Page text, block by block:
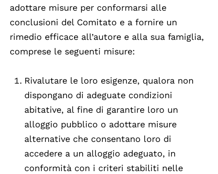
adottare misure per conformarsi alle
conclusioni del Comitato e a fornire un
rimedio efficace all’autore e alla sua famiglia,
comprese le seguenti misure:
Rivalutare le loro esigenze, qualora non
dispongano di adeguate condizioni
abitative, al fine di garantire loro un
alloggio pubblico o adottare misure
alternative che consentano loro di
accedere a un alloggio adeguato, in
conformità con i criteri stabiliti nelle